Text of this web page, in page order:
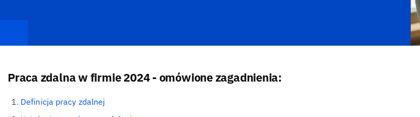
Praca zdalna w firmie 2024 - omówione zagadnienia:
Definicja pracy zdalnej